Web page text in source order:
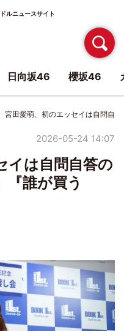
ルニュースサイト
宮田愛萌、初のエッセイは自問自
2026-05-24 14:07
イは自問自答の
『誰が買う
日向坂46 櫻坂46